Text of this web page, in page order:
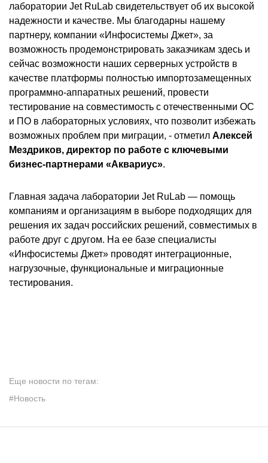
лаборатории Jet RuLab свидетельствует об их высокой
надежности и качестве. Мы благодарны нашему
партнеру, компании «Инфосистемы Джет», за
возможность продемонстрировать заказчикам здесь и
сейчас возможности наших серверных устройств в
качестве платформы полностью импортозамещенных
программно-аппаратных решений, провести
тестирование на совместимость с отечественными ОС
и ПО в лабораторных условиях, что позволит избежать
возможных проблем при миграции, - отметил Алексей
Мездриков, директор по работе с ключевыми
бизнес-партнерами «Аквариус».
Главная задача лаборатории Jet RuLab — помощь
компаниям и организациям в выборе подходящих для
решения их задач российских решений, совместимых в
работе друг с другом. На ее базе специалисты
«Инфосистемы Джет» проводят интеграционные,
нагрузочные, функциональные и миграционные
тестирования.
Еще новости по тегам:
#Новость